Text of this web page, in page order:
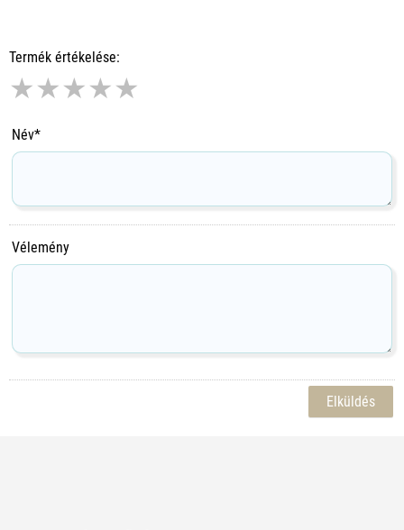
Termék értékelése:
★★★★★
Név*
Vélemény